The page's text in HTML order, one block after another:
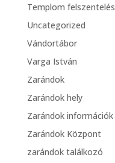
Templom felszentelés
Uncategorized
Vándortábor
Varga István
Zarándok
Zarándok hely
Zarándok információk
Zarándok Központ
zarándok találkozó